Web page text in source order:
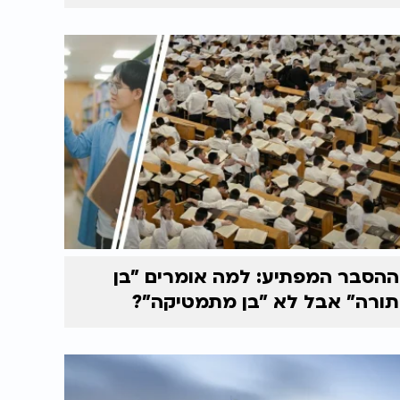
ההסבר המפתיע: למה אומרים "בן
תורה" אבל לא "בן מתמטיקה"?